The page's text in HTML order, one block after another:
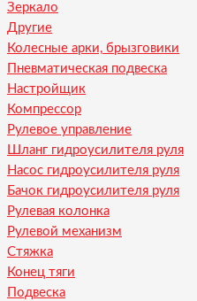
Зеркало
Другие
Колесные арки, брызговики
Пневматическая подвеска
Настройщик
Компрессор
Рулевое управление
Шланг гидроусилителя руля
Насос гидроусилителя руля
Бачок гидроусилителя руля
Рулевая колонка
Рулевой механизм
Стяжка
Конец тяги
Подвеска